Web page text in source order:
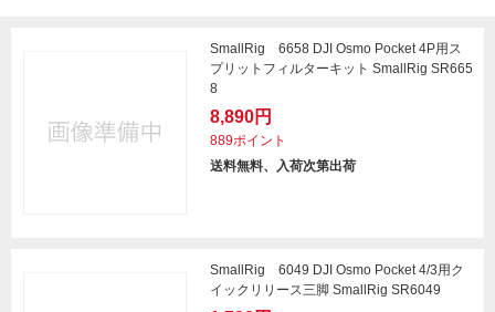
SmallRig 6658 DJI Osmo Pocket 4P用ス
プリットフィルターキット SmallRig SR665
8
8,890円
889ポイント
送料無料、入荷次第出荷
SmallRig 6049 DJI Osmo Pocket 4/3用ク
イックリリース三脚 SmallRig SR6049